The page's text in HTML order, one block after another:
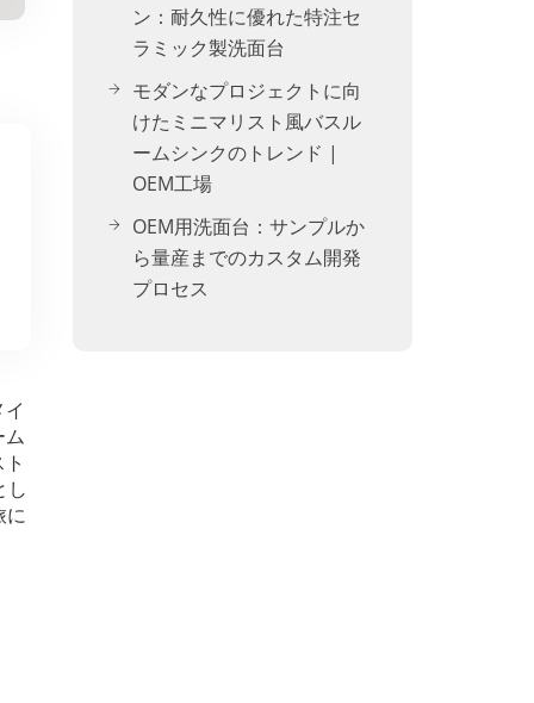
ム
し
に
ン：耐久性に優れた特注セ
ラミック製洗面台
モダンなプロジェクトに向
けたミニマリスト風バスル
ームシンクのトレンド |
OEM工場
OEM用洗面台：サンプルか
ら量産までのカスタム開発
プロセス